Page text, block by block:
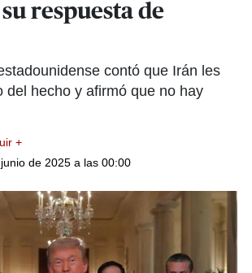
respuesta de
contó que Irán les
del hecho y afirmó que no hay
+
de 2025 a las 00:00